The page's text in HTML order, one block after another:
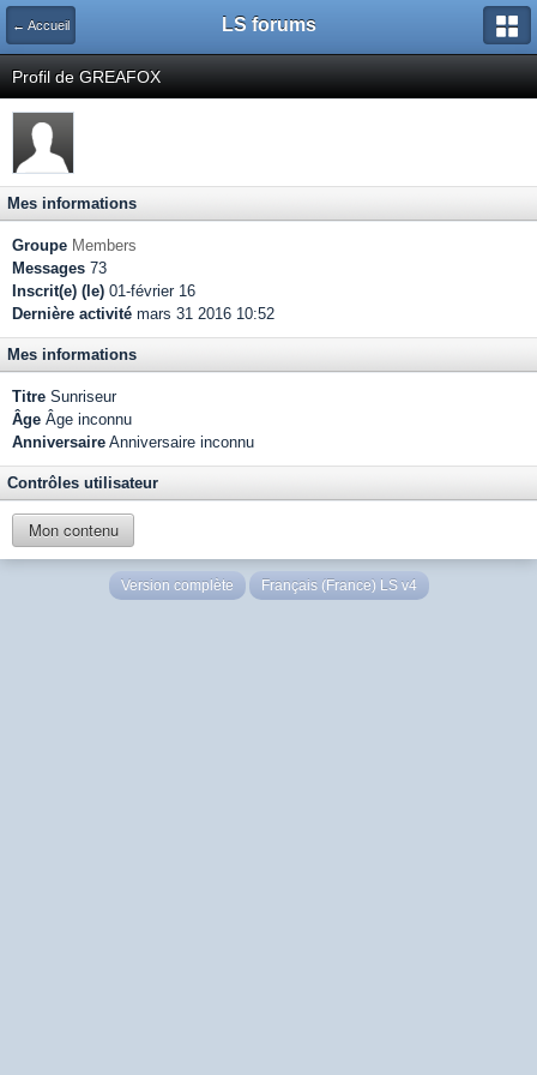
← Accueil LS forums
Profil de GREAFOX
Mes informations
Groupe Members
Messages 73
Inscrit(e) (le) 01-février 16
Dernière activité mars 31 2016 10:52
Mes informations
Titre Sunriseur
Âge Âge inconnu
Anniversaire Anniversaire inconnu
Contrôles utilisateur
Mon contenu
Version complète Français (France) LS v4